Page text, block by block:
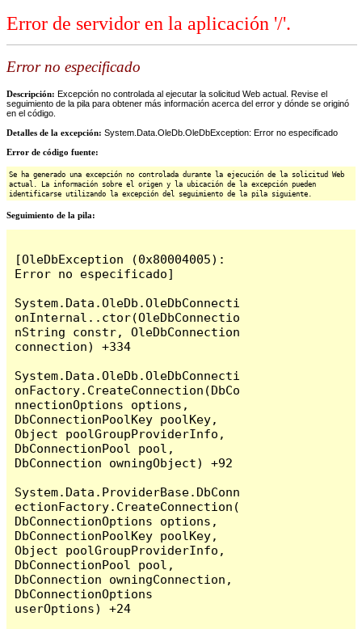
Error de servidor en la aplicación '/'.
Error no especificado
Descripción: Excepción no controlada al ejecutar la solicitud Web actual. Revise el
seguimiento de la pila para obtener más información acerca del error y dónde se originó
en el código.
Detalles de la excepción: System.Data.OleDb.OleDbException: Error no especificado
Error de código fuente:
Se ha generado una excepción no controlada durante la ejecución de la solicitud Web
actual. La información sobre el origen y la ubicación de la excepción pueden
identificarse utilizando la excepción del seguimiento de la pila siguiente.
Seguimiento de la pila:
[OleDbException (0x80004005):
Error no especificado]
System.Data.OleDb.OleDbConnecti
onInternal..ctor(OleDbConnectio
nString constr, OleDbConnection
connection) +334
System.Data.OleDb.OleDbConnecti
onFactory.CreateConnection(DbCo
nnectionOptions options,
DbConnectionPoolKey poolKey,
Object poolGroupProviderInfo,
DbConnectionPool pool,
DbConnection owningObject) +92
System.Data.ProviderBase.DbConn
ectionFactory.CreateConnection(
DbConnectionOptions options,
DbConnectionPoolKey poolKey,
Object poolGroupProviderInfo,
DbConnectionPool pool,
DbConnection owningConnection,
DbConnectionOptions
userOptions) +24